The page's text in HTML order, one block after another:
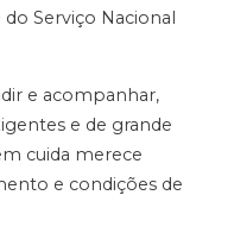
Serviço Nacional
e acompanhar,
e de grande
cuida merece
e condições de